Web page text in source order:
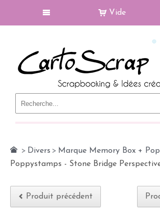
Vide
> Divers > Marque Memory Box +
Poppystamps - Stone Bridge
Produit précédent